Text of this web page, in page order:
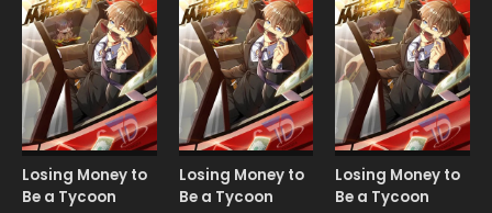
Losing Money to
Be a Tycoon
Losing Money to
Be a Tycoon
Losing Money to
Be a Tycoon